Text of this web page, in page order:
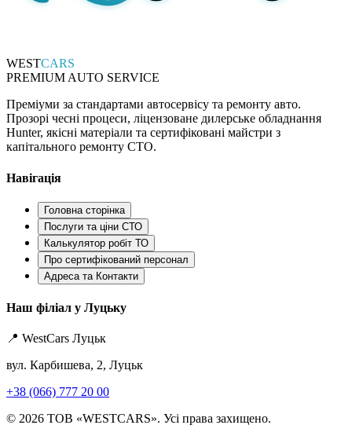
WESTCARS
PREMIUM AUTO SERVICE
Преміуми за стандартами автосервісу та ремонту авто.
Прозорі чесні процеси, ліцензоване дилерське обладнання
Hunter, якісні матеріали та сертифіковані майстри з
капітального ремонту СТО.
Навігація
Головна сторінка
Послуги та ціни СТО
Калькулятор робіт ТО
Про сертифікований персонал
Адреса та Контакти
Наш філіал у Луцьку
📍 WestCars Луцьк
вул. Карбишева, 2, Луцьк
+38 (066) 777 20 00
© 2026 ТОВ «WESTCARS». Усі права захищено.